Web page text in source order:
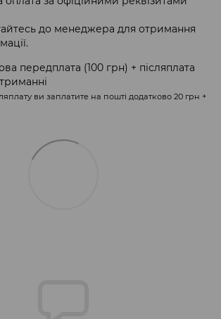
до менеджера для отримання
передплата (100 грн) + післяплата
ви заплатите на пошті додатково 20 грн +